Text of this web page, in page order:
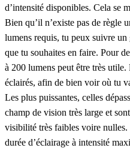
d’intensité disponibles. Cela se
Bien qu’il n’existe pas de règle
lumens requis, tu peux suivre
que tu souhaites en faire. Pour
à 200 lumens peut être très
éclairés, afin de bien voir où tu
Les plus puissantes, celles
champ de vision très large et
visibilité très faibles voire
durée d’éclairage à intensité